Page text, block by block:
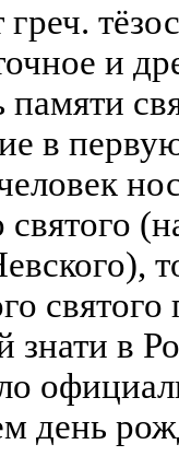
греч.
и
в
святого
в
день